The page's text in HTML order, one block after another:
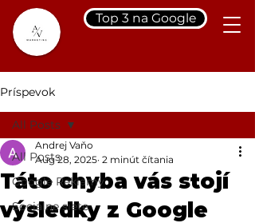
Top 3 na Google
Príspevok
All Posts
Google Reklamy
Sociálne siete
All Posts
Táto chyba vás stojí
výsledky z Google
Andrej Vaňo
Aug 28, 2025 2 minút čítania